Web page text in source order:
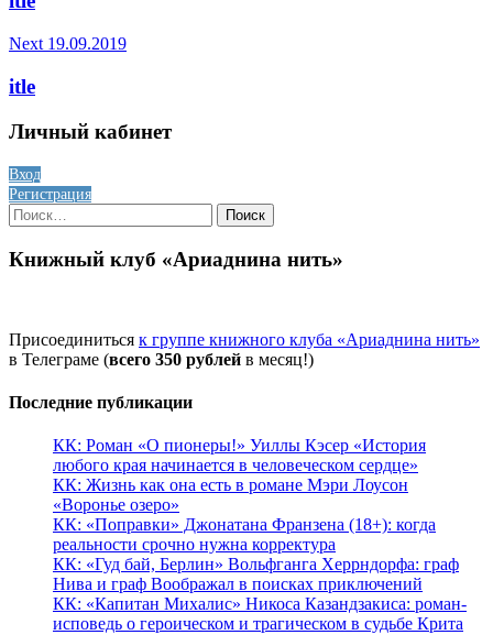
Next 19.09.2019
itle
Личный кабинет
Вход
Регистрация
Найти:
Книжный клуб «Ариаднина нить»
Присоединиться к группе книжного клуба «Ариаднина нить»
в Телеграме (всего 350 рублей в месяц!)
Последние публикации
КК: Роман «О пионеры!» Уиллы Кэсер «История
любого края начинается в человеческом сердце»
КК: Жизнь как она есть в романе Мэри Лоусон
«Воронье озеро»
КК: «Поправки» Джонатана Франзена (18+): когда
реальности срочно нужна корректура
КК: «Гуд бай, Берлин» Вольфганга Херрндорфа: граф
Нива и граф Воображал в поисках приключений
КК: «Капитан Михалис» Никоса Казандзакиса: роман-
исповедь о героическом и трагическом в судьбе Крита